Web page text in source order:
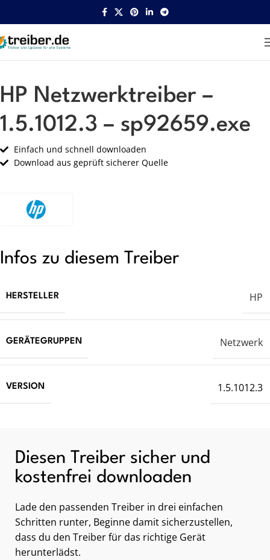
Startseite HP Netzwerk
HP Netzwerktreiber –
1.5.1012.3 – sp92659.exe
Einfach und schnell downloaden
Download aus geprüft sicherer Quelle
Infos zu diesem Treiber
HERSTELLER HP
GERÄTEGRUPPEN Netzwerk
VERSION 1.5.1012.3
Diesen Treiber sicher und
kostenfrei downloaden
Lade den passenden Treiber in drei einfachen
Schritten runter, Beginne damit sicherzustellen,
dass du den Treiber für das richtige Gerät
herunterlädst.